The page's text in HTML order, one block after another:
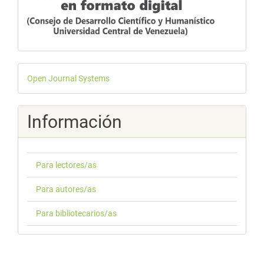
Desarrollado
por
Open Journal Systems
Información
Para lectores/as
Para autores/as
Para bibliotecarios/as